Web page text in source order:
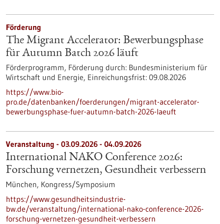
Förderung
The Migrant Accelerator: Bewerbungsphase
für Autumn Batch 2026 läuft
Förderprogramm, Förderung durch: Bundesministerium für
Wirtschaft und Energie, Einreichungsfrist: 09.08.2026
https://www.bio-
pro.de/datenbanken/foerderungen/migrant-accelerator-
bewerbungsphase-fuer-autumn-batch-2026-laeuft
Veranstaltung - 03.09.2026 - 04.09.2026
International NAKO Conference 2026:
Forschung vernetzen, Gesundheit verbessern
München, Kongress/Symposium
https://www.gesundheitsindustrie-
bw.de/veranstaltung/international-nako-conference-2026-
forschung-vernetzen-gesundheit-verbessern